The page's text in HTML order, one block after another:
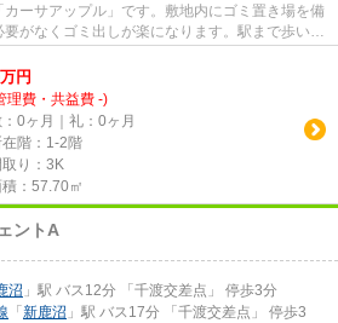
ーサアップル」です。敷地内にゴミ置き場を備
がなくゴミ出しが楽になります。駅まで歩いて
万円
理費・共益費 -)
：0ヶ月｜礼：0ヶ月
在階：1-2階
取り：3K
：57.70㎡
ントA
沼 」駅 バス12分 「千渡交差点」 停歩3分
「 新鹿沼 」駅 バス17分 「千渡交差点」 停歩3